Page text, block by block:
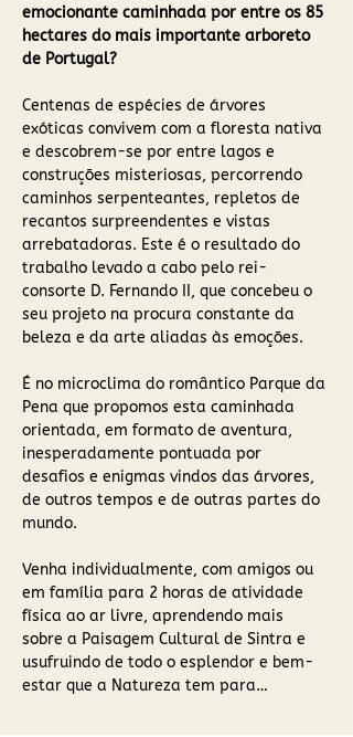
emocionante caminhada por entre os 85
hectares do mais importante arboreto
de Portugal?
Centenas de espécies de árvores
exóticas convivem com a floresta nativa
e descobrem-se por entre lagos e
construções misteriosas, percorrendo
caminhos serpenteantes, repletos de
recantos surpreendentes e vistas
arrebatadoras. Este é o resultado do
trabalho levado a cabo pelo rei-
consorte D. Fernando II, que concebeu o
seu projeto na procura constante da
beleza e da arte aliadas às emoções.
É no microclima do romântico Parque da
Pena que propomos esta caminhada
orientada, em formato de aventura,
inesperadamente pontuada por
desafios e enigmas vindos das árvores,
de outros tempos e de outras partes do
mundo.
Venha individualmente, com amigos ou
em família para 2 horas de atividade
física ao ar livre, aprendendo mais
sobre a Paisagem Cultural de Sintra e
usufruindo de todo o esplendor e bem-
estar que a Natureza tem para…